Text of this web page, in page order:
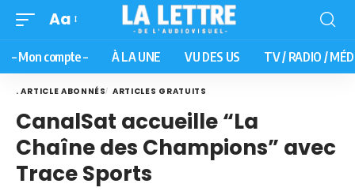
Aa
– Mon compte – À LA UNE VU DES US TV / RADIO /
. ARTICLE ABONNÉS ARTICLES GRATUITS
CanalSat accueille “La
Chaîne des Champions” avec
Trace Sports